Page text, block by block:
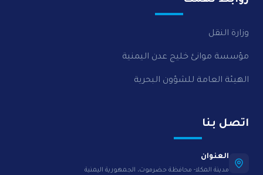
وزارة النقل
مؤسسة موانئ خليج عدن اليمنية
الهيئة العامة للشؤون البحرية
اتصل بنا
العنوان
مدينة المكلا- محافظة حضرموت، الجمهورية اليمنية